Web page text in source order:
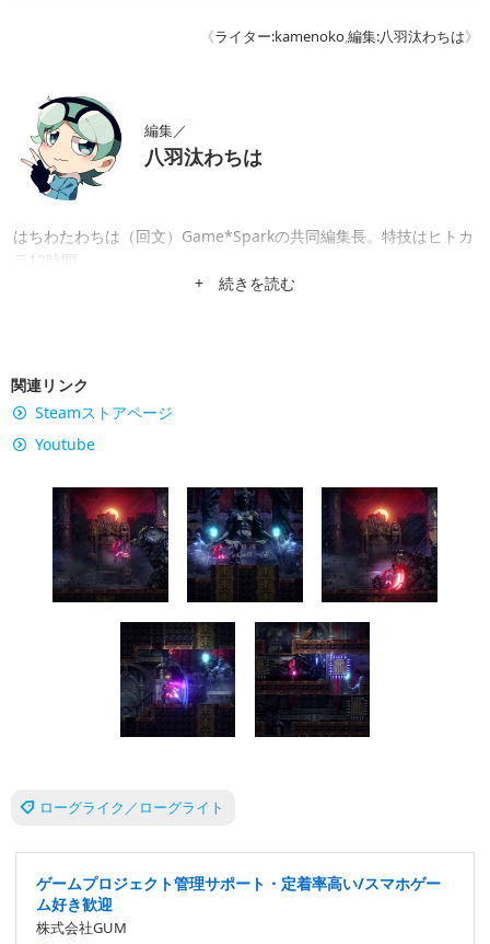
《ライター:kamenoko,編集:八羽汰わちは》
編集／
八羽汰わちは
はちわたわちは（回文）Game*Sparkの共同編集長。特技はヒトカ
ラ12時間。
+ 続きを読む
関連リンク
Steamストアページ
Youtube
ローグライク／ローグライト
ゲームプロジェクト管理サポート・定着率高い/スマホゲー
ム好き歓迎
株式会社GUM